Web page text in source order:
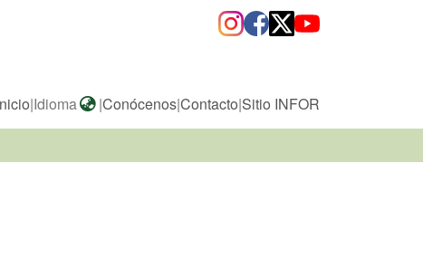
|Idioma |Conócenos|Contacto|Sitio INFOR